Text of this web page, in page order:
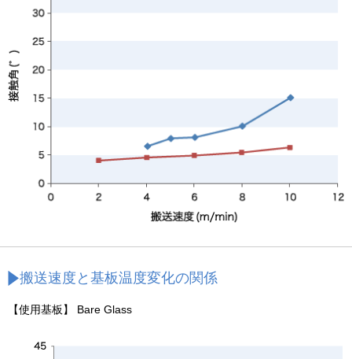
搬送速度と基板温度変化の関係
【使用基板】 Bare Glass